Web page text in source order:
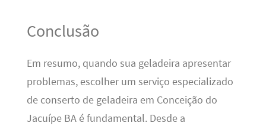
Conclusão
Em resumo, quando sua geladeira apresentar
problemas, escolher um serviço especializado
de conserto de geladeira em Conceição do
Jacuípe BA é fundamental. Desde a